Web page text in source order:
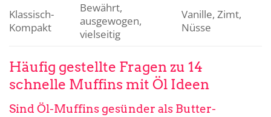
Klassisch-
Kompakt
Bewährt,
ausgewogen,
vielseitig
Vanille, Zimt,
Nüsse
Häufig gestellte Fragen zu 14
schnelle Muffins mit Öl Ideen
Sind Öl-Muffins gesünder als Butter-